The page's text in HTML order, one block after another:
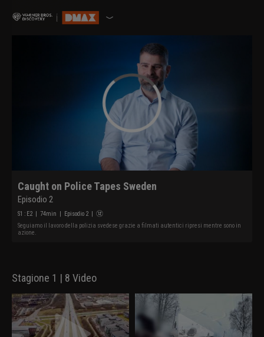
Caught on Police Tapes Sweden
Episodio 2
S1 : E2 | 74min | Episodio 2 |
Seguiamo il lavoro della polizia svedese grazie a filmati autentici ripresi mentre sono in
azione.
Stagione 1 | 8 Video